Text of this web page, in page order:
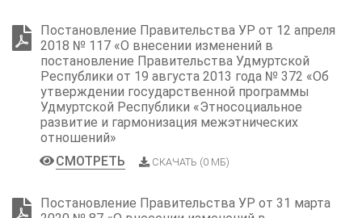
Постановление Правительства УР от 12 апреля
2018 № 117 «О внесении изменений в
постановление Правительства Удмуртской
Республики от 19 августа 2013 года № 372 «Об
утверждении государственной программы
Удмуртской Республики «Этносоциальное
развитие и гармонизация межэтнических
отношений»
СМОТРЕТЬ
СКАЧАТЬ (0 МБ)
Постановление Правительства УР от 31 марта